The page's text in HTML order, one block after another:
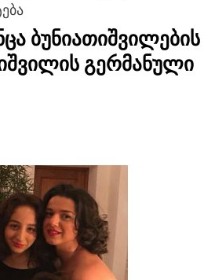
ბუნიათიშვილების
გერმანული